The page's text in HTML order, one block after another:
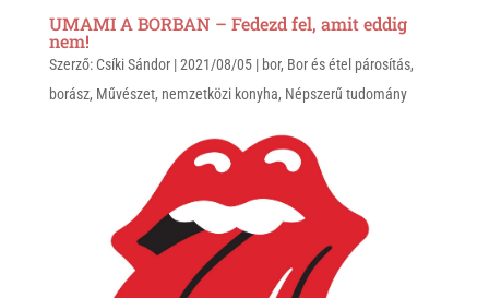
UMAMI A BORBAN – Fedezd fel, amit eddig
nem!
Szerző: Csíki Sándor|2021/08/05| bor, Bor és étel párosítás,
borász, Művészet, nemzetközi konyha, Népszerű tudomány